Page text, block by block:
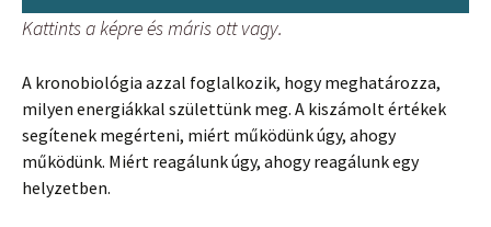
Kattints a képre és máris ott vagy.
A kronobiológia azzal foglalkozik, hogy meghatározza,
milyen energiákkal születtünk meg. A kiszámolt értékek
segítenek megérteni, miért működünk úgy, ahogy
működünk. Miért reagálunk úgy, ahogy reagálunk egy
helyzetben.